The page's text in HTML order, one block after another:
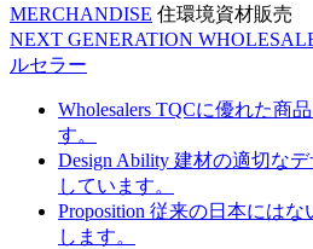
MERCHANDISE 住環境資材販売
NEXT GENERATION
ルセラー
Wholesalers TQCに優れた商
す。
Design Ability 建材の適切な
しています。
Proposition 従来の日本にはな
します。